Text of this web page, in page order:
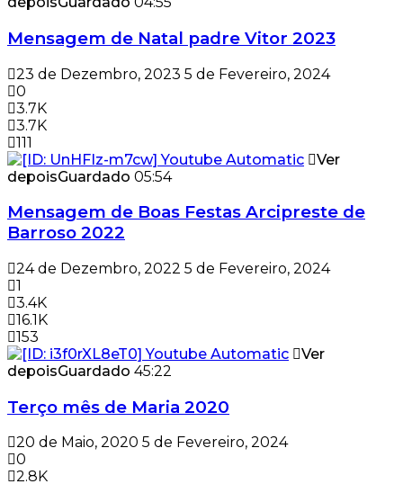
Mensagem de Natal padre Vitor 2023
23 de Dezembro, 2023 5 de Fevereiro, 2024
0
3.7K
3.7K
111
Ver
depoisGuardado 05:54
Mensagem de Boas Festas Arcipreste de
Barroso 2022
24 de Dezembro, 2022 5 de Fevereiro, 2024
1
3.4K
16.1K
153
Ver
depoisGuardado 45:22
Terço mês de Maria 2020
20 de Maio, 2020 5 de Fevereiro, 2024
0
2.8K